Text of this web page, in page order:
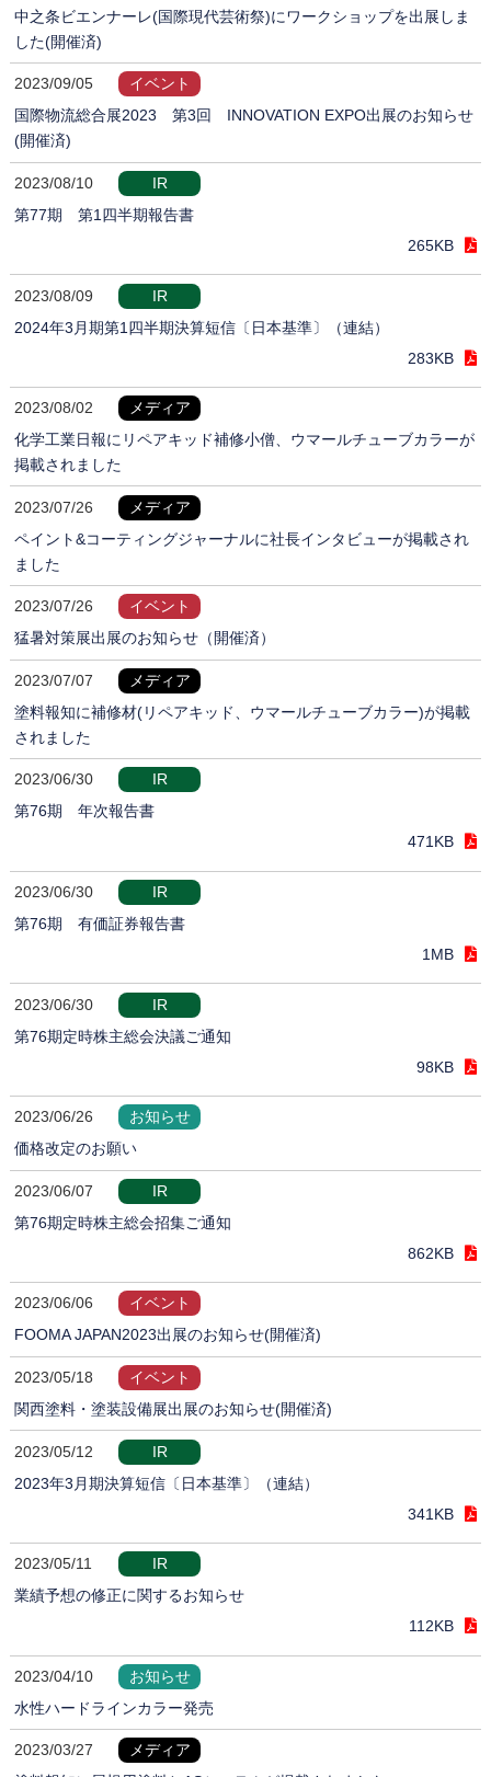
中之条ビエンナーレ(国際現代芸術祭)にワークショップを出展しま
した(開催済)
2023/09/05
イベント
国際物流総合展2023 第3回 INNOVATION EXPO出展のお知らせ
(開催済)
2023/08/10
IR
第77期 第1四半期報告書
265KB
2023/08/09
IR
2024年3月期第1四半期決算短信〔日本基準〕（連結）
283KB
2023/08/02
メディア
化学工業日報にリペアキッド補修小僧、ウマールチューブカラーが
掲載されました
2023/07/26
メディア
ペイント&コーティングジャーナルに社長インタビューが掲載され
ました
2023/07/26
イベント
猛暑対策展出展のお知らせ（開催済）
2023/07/07
メディア
塗料報知に補修材(リペアキッド、ウマールチューブカラー)が掲載
されました
2023/06/30
IR
第76期 年次報告書
471KB
2023/06/30
IR
第76期 有価証券報告書
1MB
2023/06/30
IR
第76期定時株主総会決議ご通知
98KB
2023/06/26
お知らせ
価格改定のお願い
2023/06/07
IR
第76期定時株主総会招集ご通知
862KB
2023/06/06
イベント
FOOMA JAPAN2023出展のお知らせ(開催済)
2023/05/18
イベント
関西塗料・塗装設備展出展のお知らせ(開催済)
2023/05/12
IR
2023年3月期決算短信〔日本基準〕（連結）
341KB
2023/05/11
IR
業績予想の修正に関するお知らせ
112KB
2023/04/10
お知らせ
水性ハードラインカラー発売
2023/03/27
メディア